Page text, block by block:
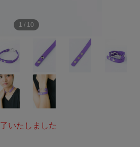
1 / 10
いたしました